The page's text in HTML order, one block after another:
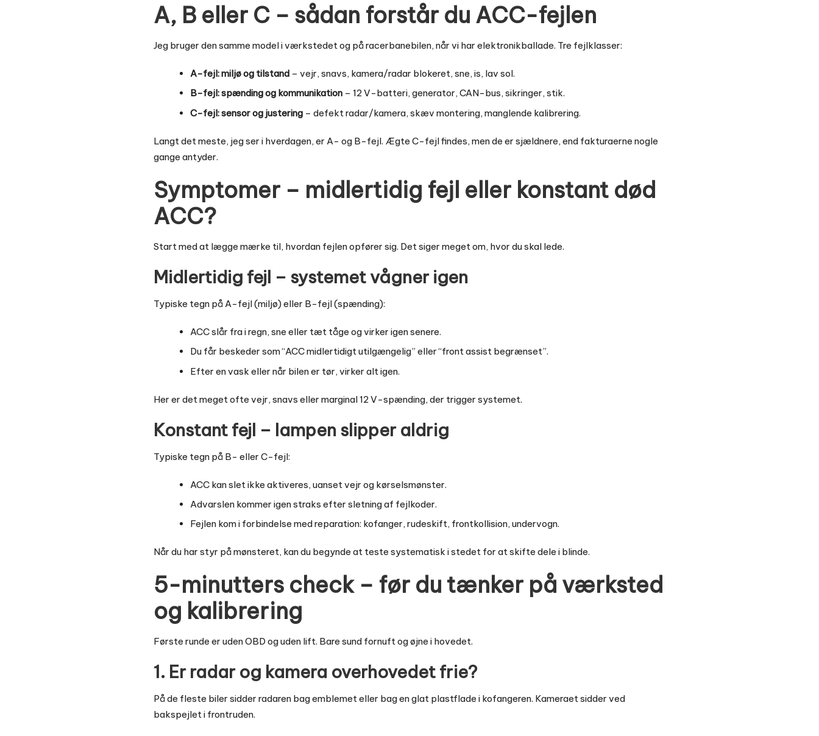
A, B eller C – sådan forstår du ACC-fejlen
Jeg bruger den samme model i værkstedet og på racerbanebilen, når vi har elektronikballade. Tre fejlklasser:
A-fejl: miljø og tilstand – vejr, snavs, kamera/radar blokeret, sne, is, lav sol.
B-fejl: spænding og kommunikation – 12 V-batteri, generator, CAN-bus, sikringer, stik.
C-fejl: sensor og justering – defekt radar/kamera, skæv montering, manglende kalibrering.
Langt det meste, jeg ser i hverdagen, er A- og B-fejl. Ægte C-fejl findes, men de er sjældnere, end fakturaerne nogle
gange antyder.
Symptomer – midlertidig fejl eller konstant død
ACC?
Start med at lægge mærke til, hvordan fejlen opfører sig. Det siger meget om, hvor du skal lede.
Midlertidig fejl – systemet vågner igen
Typiske tegn på A-fejl (miljø) eller B-fejl (spænding):
ACC slår fra i regn, sne eller tæt tåge og virker igen senere.
Du får beskeder som “ACC midlertidigt utilgængelig” eller “front assist begrænset”.
Efter en vask eller når bilen er tør, virker alt igen.
Her er det meget ofte vejr, snavs eller marginal 12 V-spænding, der trigger systemet.
Konstant fejl – lampen slipper aldrig
Typiske tegn på B- eller C-fejl:
ACC kan slet ikke aktiveres, uanset vejr og kørselsmønster.
Advarslen kommer igen straks efter sletning af fejlkoder.
Fejlen kom i forbindelse med reparation: kofanger, rudeskift, frontkollision, undervogn.
Når du har styr på mønsteret, kan du begynde at teste systematisk i stedet for at skifte dele i blinde.
5-minutters check – før du tænker på værksted
og kalibrering
Første runde er uden OBD og uden lift. Bare sund fornuft og øjne i hovedet.
1. Er radar og kamera overhovedet frie?
På de fleste biler sidder radaren bag emblemet eller bag en glat plastflade i kofangeren. Kameraet sidder ved
bakspejlet i frontruden.